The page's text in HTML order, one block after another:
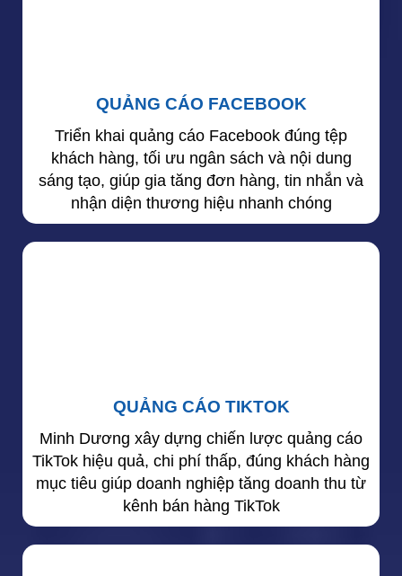
QUẢNG CÁO FACEBOOK
Triển khai quảng cáo Facebook đúng tệp
khách hàng, tối ưu ngân sách và nội dung
sáng tạo, giúp gia tăng đơn hàng, tin nhắn và
nhận diện thương hiệu nhanh chóng
QUẢNG CÁO TIKTOK
Minh Dương xây dựng chiến lược quảng cáo
TikTok hiệu quả, chi phí thấp, đúng khách hàng
mục tiêu giúp doanh nghiệp tăng doanh thu từ
kênh bán hàng TikTok